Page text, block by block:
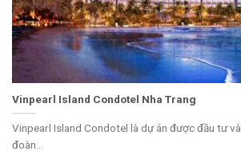
Vinpearl Island Condotel Nha Trang
Vinpearl Island Condotel là dự án được đầu tư
đoàn...